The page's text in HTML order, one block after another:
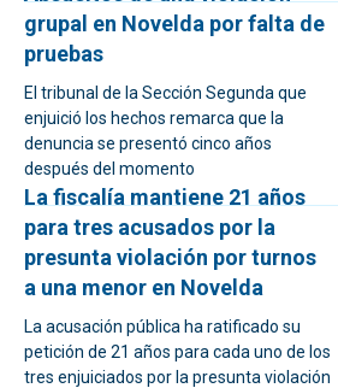
grupal en Novelda por falta de
pruebas
El tribunal de la Sección Segunda que
enjuició los hechos remarca que la
denuncia se presentó cinco años
después del momento
La fiscalía mantiene 21 años
para tres acusados por la
presunta violación por turnos
a una menor en Novelda
La acusación pública ha ratificado su
petición de 21 años para cada uno de los
tres enjuiciados por la presunta violación